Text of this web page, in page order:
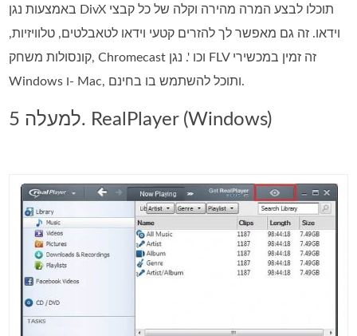
באמצעות נגן DivX תוכלו לבצע המרה מהירה וקלה של כל קבצי
וידאו. זה גם מאפשר לך להזרים קטעי וידאו לטאבלטים, טלוויזיות,
קונסולות משחק, Chromecast וכו '. נגן FLV זה זמין במכשירי
Windows ו- Mac, ותוכל להשתמש בו בחינם.
למעלה 5. RealPlayer (Windows)